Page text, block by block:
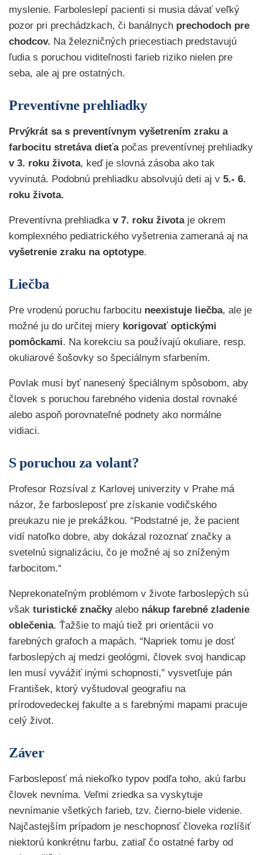
myslenie. Farboleslepí pacienti si musia dávať veľký
pozor pri prechádzkach, či banálnych prechodoch pre
chodcov. Na železničných priecestiach predstavujú
ľudia s poruchou viditeľnosti farieb riziko nielen pre
seba, ale aj pre ostatných.
Preventívne prehliadky
Prvýkrát sa s preventívnym vyšetrením zraku a
farbocitu stretáva dieťapočas preventívnej prehliadky
v 3. roku života, keď je slovná zásoba ako tak
vyvinutá. Podobnú prehliadku absolvujú deti aj v 5.- 6.
roku života.
Preventívna prehliadka v 7. roku životaje okrem
komplexného pediatrického vyšetrenia zameraná aj na
vyšetrenie zraku na optotype.
Liečba
Pre vrodenú poruchu farbocitu neexistuje liečba, ale je
možné ju do určitej miery korigovať optickými
pomôckami. Na korekciu sa používajú okuliare, resp.
okuliarové šošovky so špeciálnym sfarbením.
Povlak musí byť nanesený špeciálnym spôsobom, aby
človek s poruchou farebného videnia dostal rovnaké
alebo aspoň porovnateľné podnety ako normálne
vidiaci.
S poruchou za volant?
Profesor Rozsíval z Karlovej univerzity v Prahe má
názor, že farbosleposť pre získanie vodičského
preukazu nie je prekážkou. “Podstatné je, že pacient
vidí natoľko dobre, aby dokázal rozoznať značky a
svetelnú signalizáciu, čo je možné aj so zníženým
farbocitom.“
Neprekonateľným problémom v živote farboslepých sú
však turistické značkyalebo nákup farebné zladenie
oblečenia. Ťažšie to majú tiež pri orientácii vo
farebných grafoch a mapách. “Napriek tomu je dosť
farboslepých aj medzi geológmi, človek svoj handicap
len musí vyvážiť inými schopnosti,” vysvetľuje pán
František, ktorý vyštudoval geografiu na
prírodovedeckej fakulte a s farebnými mapami pracuje
celý život.
Záver
Farbosleposť má niekoľko typov podľa toho, akú farbu
človek nevníma. Veľmi zriedka sa vyskytuje
nevnímanie všetkých farieb, tzv. čierno-biele videnie.
Najčastejším prípadom je neschopnosť človeka rozlíšiť
niektorú konkrétnu farbu, zatiaľ čo ostatné farby od